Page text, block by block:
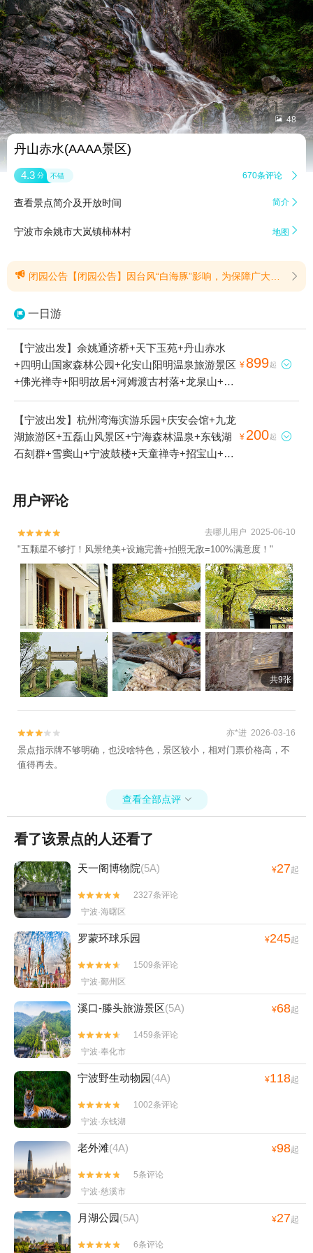
 48
丹山赤水(AAAA景区)
4.3 分 不错 670条评论 
查看景点简介及开放时间 简介 
宁波市余姚市大岚镇柿林村 地图 
 闭园公告【闭园公告】因台风“白海豚”影响，为保障广大游客游览安全，丹山赤水景区于8月7日(周五)下午起暂时关闭，景区恢复开放时间另行通知，由此给您带来的不便，敬请谅解。了解景区更多咨询请关注微信公众号，如有疑问请拨打咨询热线:0574-62332222。(提示有效期2026/8/7至2026/8/11) 
一日游
【宁波出发】余姚通济桥+天下玉苑+丹山赤水
+四明山国家森林公园+化安山阳明温泉旅游景区
+佛光禅寺+阳明故居+河姆渡古村落+龙泉山+四
明山地质公园景区+浙东小九寨1日游
¥ 899起 
【宁波出发】杭州湾海滨游乐园+庆安会馆+九龙
湖旅游区+五磊山风景区+宁海森林温泉+东钱湖
石刻群+雪窦山+宁波鼓楼+天童禅寺+招宝山+宁
+梁祝景区+宁波总工会旧址+四明山国家森林公
园+宁波服装博物馆+宁波九峰山景区+东钱湖
+象山影视城+石浦渔港古城+宁波野生动物园
+前童古镇+月湖公园+杭州湾跨海大桥+保国寺
古建筑博物馆+陶公岛风景区+溪口博物馆+东钱
湖福泉山景区+东钱湖小普陀+宁波帮文化旅游区
+不周神山景区+东钱湖陶公岛景区+杭州湾国家
湿地公园+宁波海天一洲景区+象山石浦檀头山岛
+宁波北仑瑞岩寺+溪口360漂流+天宫城堡+绿野
欢乐谷+宁波海洋世界+宁波博物院+岩头古村漂
流+宁波奇e国+象山鲤龙潭森林公园+象山民俗
+溪口斑竹漂流+石浦捕鱼+宁波万竹漂流+东钱
湖水上乐园+四明山地质公园景区+浙东小九寨
+宁波3D艺术节+宁波文化广场冰雪文化节+宁波
天意游泳培训+宁波3D蜡像展+杭州湾海皮岛水
世界+四明湖开元山庄+梅山湾沙滩公园+宁波富
山温泉+慈城孔庙+慈城县衙+慈城校士馆+宁波
+岩头古村奇遇谷+宁波植物园+杭州湾萤火虫城
堡+宁波文昌阁+溪口小洋房+妙高台+雪窦山招
待所+溪口老街+《梦回溪口》民国文化演艺秀
+东海半边山旅游度假区+宁波观澜休闲农庄+象
山月泉湾温泉馆+宁波麦卡公园+茅洋玻璃栈道
+达人村+象山影视庄园+杭州湾海底温泉+宁波
分手照相馆+梅山湾冰雪大世界+梅山湾冰雪大世
界+滕头德宝乐园+滕头生态旅游区+象山龙屿乡
村乐园+宁波半山伴水渡假村+象山上周玻璃桥+
【宁波】话剧《杏仁豆腐心》+梅山湾沙滩公园
+宁波那须温泉+东钱湖游船+宁波红星冰雪世界
+宁波方特东方欲晓+宁波万象城摩天轮+象山精
灵谷+象山龙溪峡谷漂流+四明山杖锡风景区+东
山桃园•熊小米乐园+杭州湾之眼+宁波欢乐滨海
乐园+溪口杜鹃谷森林公园+宁波蓬莱岛+艇好玩
帆船营地(象山店)+石浦老街+梅山湾沙滩欢乐世
界+东钱湖下水湿地公园+天苑+梅山湾飞翔乐园
+象山龙角岩森林公园+石浦休闲捕鱼海钓+梅山
湾鹿遇森林乐园+象山游船出海基地+浙江(四明
山)抗日根据地旧址群+慈城古建筑群1日游
¥ 200起 
用户评论

 去哪儿用户 2025-06-10
"五颗星不够打！风景绝美+设施完善+拍照无敌=100%满意度！"
共9张

 亦*进 2026-03-16
景点指示牌不够明确，也没啥特色，景区较小，相对门票价格高，不
值得再去。
查看全部点评 
看了该景点的人还看了
天一阁博物院(5A) ¥27起


2327条评论
宁波·海曙区
罗蒙环球乐园 ¥245起


1509条评论
宁波·鄞州区
溪口-滕头旅游景区(5A) ¥68起


1459条评论
宁波·奉化市
宁波野生动物园(4A) ¥118起


1002条评论
宁波·东钱湖
老外滩(4A) ¥98起


5条评论
宁波·慈溪市
月湖公园(5A) ¥27起

 6条评论
